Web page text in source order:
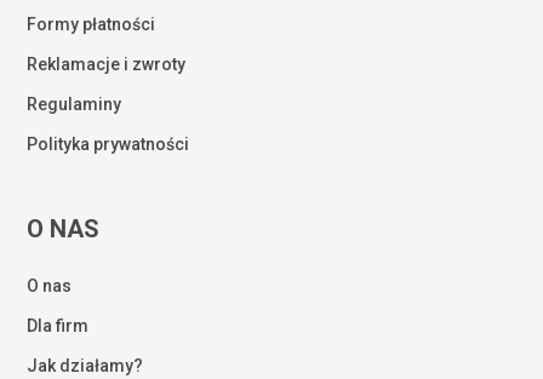
Formy płatności
Reklamacje i zwroty
Regulaminy
Polityka prywatności
O NAS
O nas
Dla firm
Jak działamy?